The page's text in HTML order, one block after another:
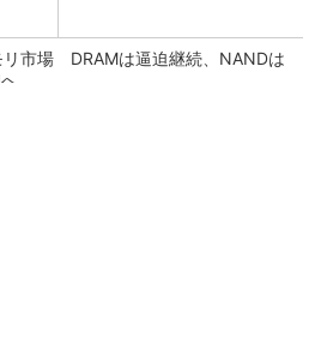
リ市場 DRAMは逼迫継続、NANDは